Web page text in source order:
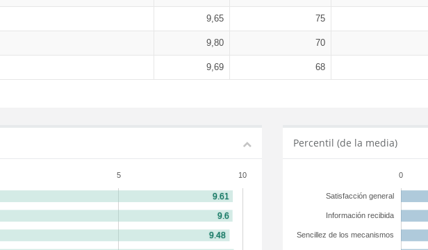
9,65 75
9,80 70
9,69 68
5 10
Percentil (de la media)
0
Satisfacción general
Información recibida
Sencillez de los mecanismos